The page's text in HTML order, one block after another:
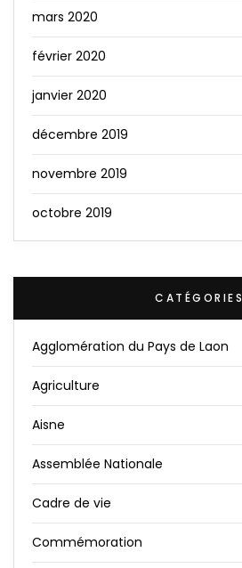
mars 2020
février 2020
janvier 2020
décembre 2019
novembre 2019
octobre 2019
CATÉGORIES
Agglomération du Pays de Laon
Agriculture
Aisne
Assemblée Nationale
Cadre de vie
Commémoration